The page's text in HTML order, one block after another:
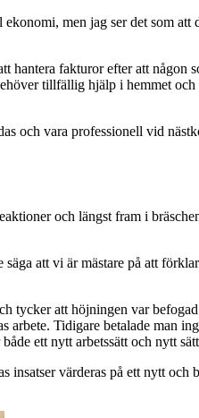
men jag ser det som att
hantera fakturor efter att någon
tillfällig hjälp i hemmet
och vara professionell vid
och längst fram i
att vi är mästare på att
tycker att höjningen var
arbete. Tidigare betalade man
ett nytt arbetssätt och nytt
insatser värderas på ett nytt och